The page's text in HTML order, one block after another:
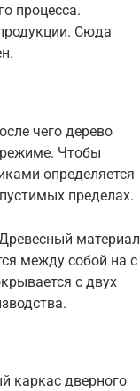
процесса.
Сюда
чего дерево
режиме. Чтобы
определяется
пределах.
материал
между собой на с
с двух
каркас дверного